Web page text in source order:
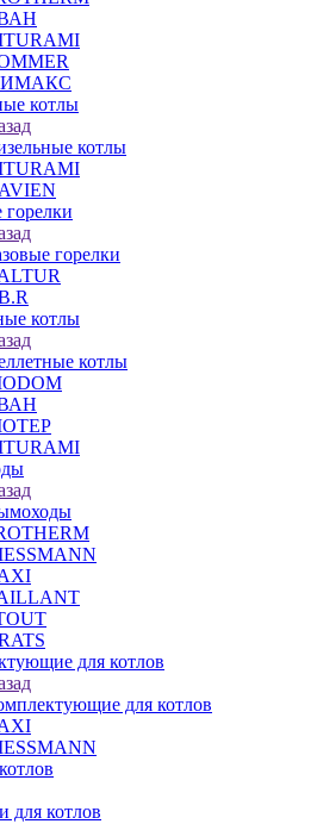
котлы
котлы
горелки
горелки
котлы
котлы
для котлов
для котлов
для котлов